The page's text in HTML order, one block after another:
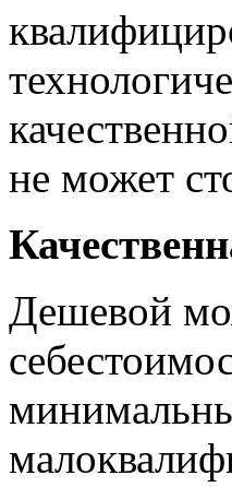
не может
Дешевой